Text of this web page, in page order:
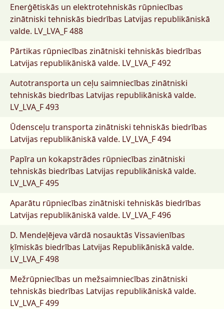
Enerģētiskās un elektrotehniskās rūpniecības
zinātniski tehniskās biedrības Latvijas republikāniskā
valde. LV_LVA_F 488
Pārtikas rūpniecības zinātniski tehniskās biedrības
Latvijas republikāniskā valde. LV_LVA_F 492
Autotransporta un ceļu saimniecības zinātniski
tehniskās biedrības Latvijas republikāniskā valde.
LV_LVA_F 493
Ūdensceļu transporta zinātniski tehniskās biedrības
Latvijas republikāniskā valde. LV_LVA_F 494
Papīra un kokapstrādes rūpniecības zinātniski
tehniskās biedrības Latvijas republikāniskā valde.
LV_LVA_F 495
Aparātu rūpniecības zinātniski tehniskās biedrības
Latvijas republikāniskā valde. LV_LVA_F 496
D. Mendeļējeva vārdā nosauktās Vissavienības
ķīmiskās biedrības Latvijas Republikāniskā valde.
LV_LVA_F 498
Mežrūpniecības un mežsaimniecības zinātniski
tehniskās biedrības Latvijas republikāniskā valde.
LV_LVA_F 499